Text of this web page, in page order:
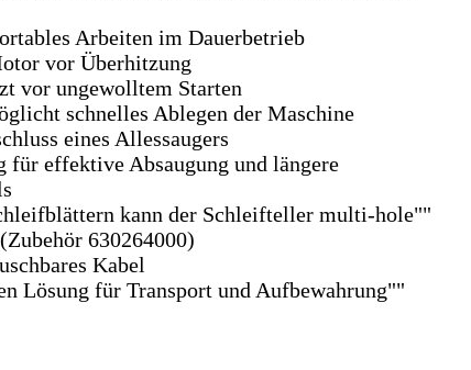
Arbeiten im Dauerbetrieb
vor Überhitzung
vor ungewolltem Starten
schnelles Ablegen der Maschine
eines Allessaugers
effektive Absaugung und längere
kann der Schleifteller multi-hole""
630264000)
Kabel
Lösung für Transport und Aufbewahrung""